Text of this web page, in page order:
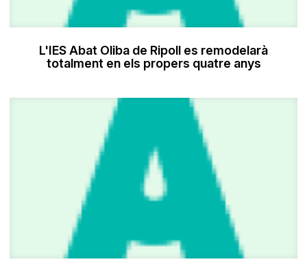
L'IES Abat Oliba de Ripoll es remodelarà
totalment en els propers quatre anys